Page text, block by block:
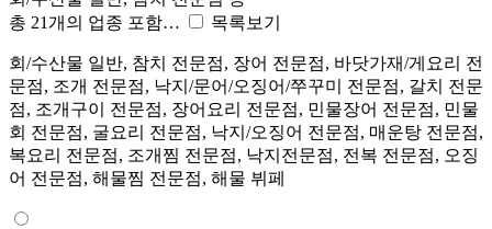
총 21개의 업종 포함…
목록보기
회/수산물 일반, 참치 전문점, 장어 전문점, 바닷가재/게요리 전
문점, 조개 전문점, 낙지/문어/오징어/쭈꾸미 전문점, 갈치 전문
점, 조개구이 전문점, 장어요리 전문점, 민물장어 전문점, 민물
회 전문점, 굴요리 전문점, 낙지/오징어 전문점, 매운탕 전문점,
복요리 전문점, 조개찜 전문점, 낙지전문점, 전복 전문점, 오징
어 전문점, 해물찜 전문점, 해물 뷔페